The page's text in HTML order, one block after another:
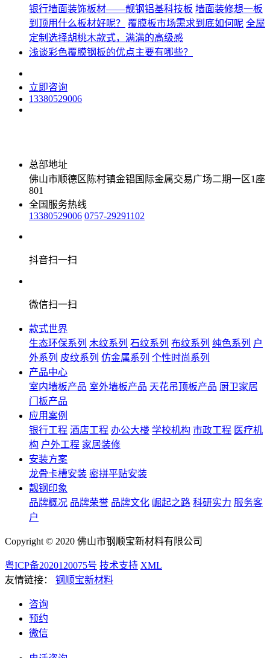
银行墙面装饰板材——靓钢铝基科技板 墙面装修想一板
到顶用什么板材好呢？
覆膜板市场需求到底如何呢 全屋
定制选择胡桃木款式，满满的高级感
浅谈彩色覆膜钢板的优点主要有哪些？
立即咨询
13380529006
总部地址
佛山市顺德区陈村镇金锠国际金属交易广场二期一区1座
801
全国服务热线
13380529006 0757-29291102
抖音扫一扫
微信扫一扫
款式世界
生态环保系列 木纹系列 石纹系列 布纹系列 纯色系列 户
外系列 皮纹系列 仿金属系列 个性时尚系列
产品中心
室内墙板产品 室外墙板产品 天花吊顶板产品 厨卫家居
门板产品
应用案例
银行工程 酒店工程 办公大楼 学校机构 市政工程 医疗机
构 户外工程 家居装修
安装方案
龙骨卡槽安装 密拼平贴安装
靓钢印象
品牌概况 品牌荣誉 品牌文化 崛起之路 科研实力 服务客
户
Copyright © 2020 佛山市钢顺宝新材料有限公司
粤ICP备2020120075号 技术支持 XML
友情链接：
钢顺宝新材料
咨询
预约
微信